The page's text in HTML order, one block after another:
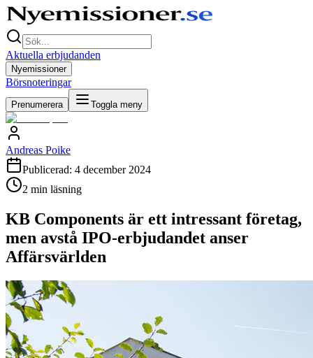
Aktuella erbjudanden
Nyemissioner
Börsnoteringar
Prenumerera Toggla meny
Andreas Poike
Publicerad: 4 december 2024
2 min läsning
KB Components är ett intressant företag,
men avstå IPO-erbjudandet anser
Affärsvärlden